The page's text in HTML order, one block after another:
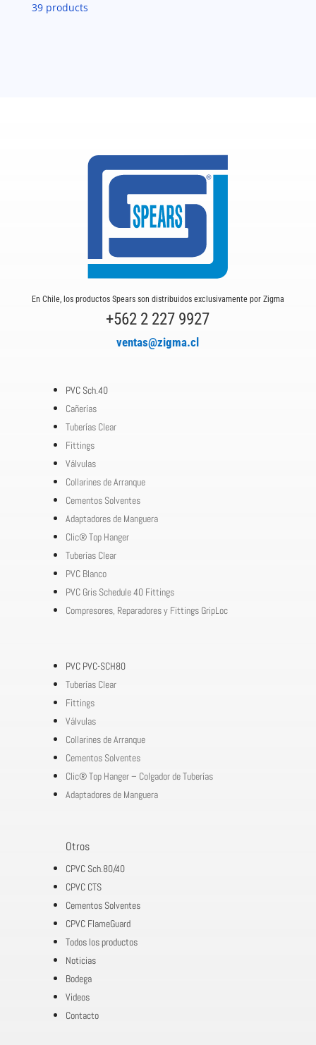
39 products
En Chile, los productos Spears son distribuidos exclusivamente por Zigma
+562 2 227 9927
ventas@zigma.cl
PVC Sch.40
Cañerías
Tuberías Clear
Fittings
Válvulas
Collarines de Arranque
Cementos Solventes
Adaptadores de Manguera
Clic® Top Hanger
Tuberías Clear
PVC Blanco
PVC Gris Schedule 40 Fittings
Compresores, Reparadores y Fittings GripLoc
PVC PVC-SCH80
Tuberías Clear
Fittings
Válvulas
Collarines de Arranque
Cementos Solventes
Clic® Top Hanger – Colgador de Tuberías
Adaptadores de Manguera
Otros
CPVC Sch.80/40
CPVC CTS
Cementos Solventes
CPVC FlameGuard
Todos los productos
Noticias
Bodega
Videos
Contacto